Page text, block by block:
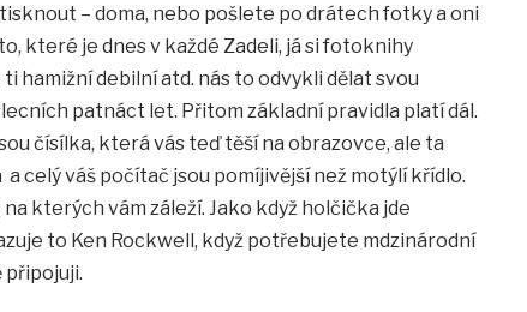
– doma, nebo pošlete po drátech fotky a oni
které je dnes v každé Zadeli, já si fotoknihy
hamižní debilní atd. nás to odvykli dělat svou
patnáct let. Přitom základní pravidla platí dál.
čísílka, která vás teď těší na obrazovce, ale ta
celý váš počítač jsou pomíjivější než motýlí křídlo.
kterých vám záleží. Jako když holčička jde
to Ken Rockwell, když potřebujete mdzinárodní
připojuji.